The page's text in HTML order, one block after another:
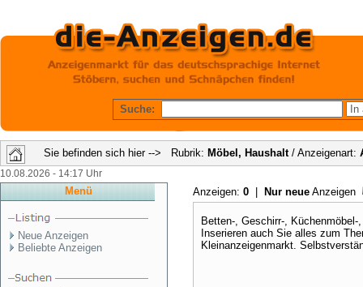
Suche:
Sie befinden sich hier --> Rubrik: Möbel, Haushalt/ Anzeigenart:
10.08.2026 - 14:17 Uhr
Menü
Neue Anzeigen
Beliebte Anzeigen
Anzeigen: 0 Nur neue Anzeigen
Betten-, Geschirr-,
Inserieren auch Sie alles zum
Kleinanzeigenmarkt.